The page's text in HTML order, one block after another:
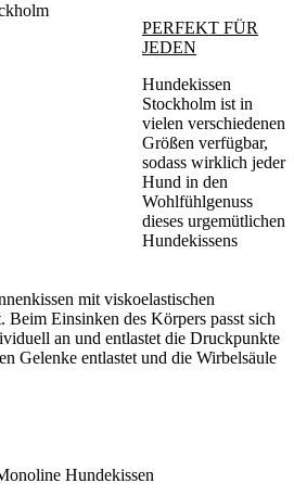
PERFEKT FÜR
JEDEN
Hundekissen
Stockholm ist in
vielen verschiedenen
Größen verfügbar,
sodass wirklich jeder
Hund in den
Wohlfühlgenuss
dieses urgemütlichen
Hundekissens
mit viskoelastischen
Einsinken des Körpers passt sich
an und entlastet die Druckpunkte
Gelenke entlastet und die Wirbelsäule